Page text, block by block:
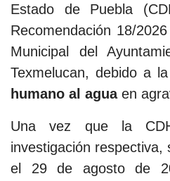
Estado de Puebla
Recomendación 18/
Municipal del
Texmelucan, debido a
humano al aguaen
Una vez que la
investigación
el 29 de agosto de